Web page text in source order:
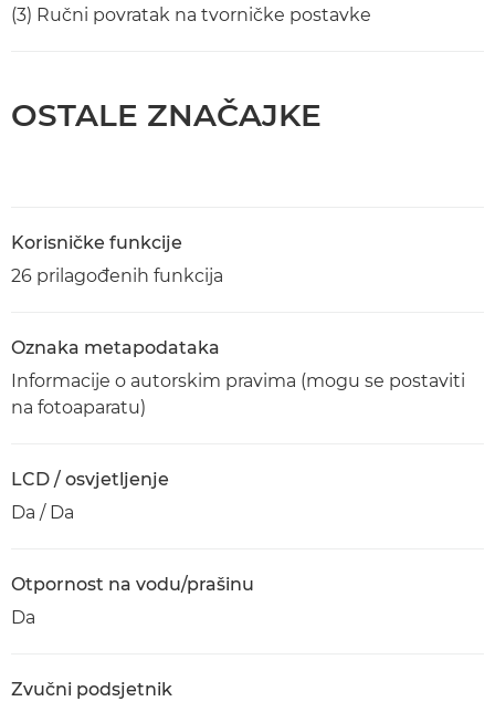
(3) Ručni povratak na tvorničke postavke
OSTALE ZNAČAJKE
Korisničke funkcije
26 prilagođenih funkcija
Oznaka metapodataka
Informacije o autorskim pravima (mogu se postaviti
na fotoaparatu)
LCD / osvjetljenje
Da / Da
Otpornost na vodu/prašinu
Da
Zvučni podsjetnik